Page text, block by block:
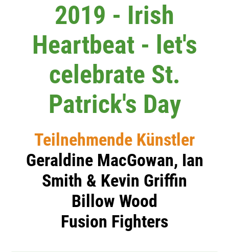
2019 - Irish
Heartbeat - let's
celebrate St.
Patrick's Day
Teilnehmende Künstler
Geraldine MacGowan, Ian
Smith & Kevin Griffin
Billow Wood
Fusion Fighters